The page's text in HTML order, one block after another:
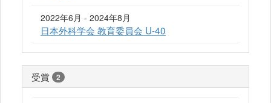
2022年6月 - 2024年8月
日本外科学会 教育委員会 U-40
受賞 2